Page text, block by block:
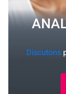
Discutons